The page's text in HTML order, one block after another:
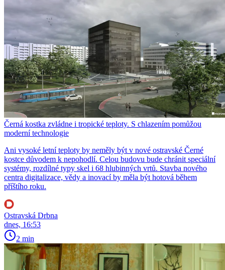
Černá kostka zvládne i tropické teploty. S chlazením pomůžou
moderní technologie
Ani vysoké letní teploty by neměly být v nové ostravské Černé
kostce důvodem k nepohodlí. Celou budovu bude chránit speciální
systémy, rozdílné typy skel i 68 hlubinných vrtů. Stavba nového
centra digitalizace, vědy a inovací by měla být hotová během
příštího roku.
Ostravská Drbna
dnes, 16:53
2 min